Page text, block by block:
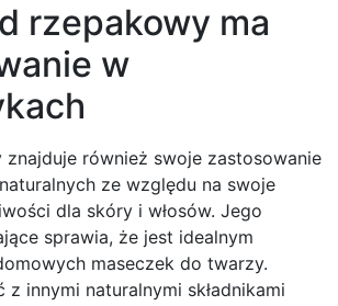
rzepakowy ma
w
również swoje zastosowanie
ze względu na swoje
dla skóry i włosów. Jego
sprawia, że jest idealnym
maseczek do twarzy.
z innymi naturalnymi składnikami